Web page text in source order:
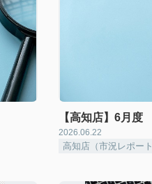
【高知店】6月
2026.06.22
高知店（市況レポート